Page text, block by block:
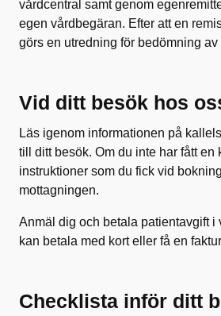
vårdcentral samt genom
egen vårdbegäran. Efter att en
görs en utredning för bedömning
Vid ditt besök hos
Läs igenom informationen på
till ditt besök. Om du inte har fått en
instruktioner som du fick vid
mottagningen.
Anmäl dig och betala patientavgift i
kan betala med kort eller få en
Checklista inför ditt